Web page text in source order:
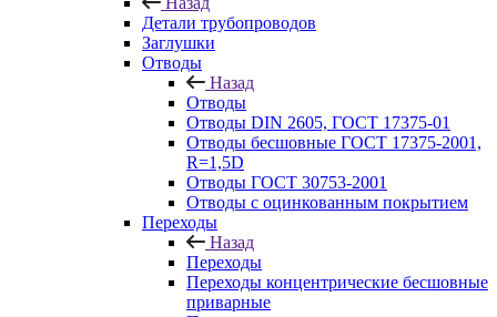
Детали трубопроводов
Заглушки
Отводы
Назад
Отводы
Отводы DIN 2605, ГОСТ 17375-01
Отводы бесшовные ГОСТ 17375-2001,
R=1,5D
Отводы ГОСТ 30753-2001
Отводы с оцинкованным покрытием
Переходы
Назад
Переходы
Переходы концентрические бесшовные
приварные